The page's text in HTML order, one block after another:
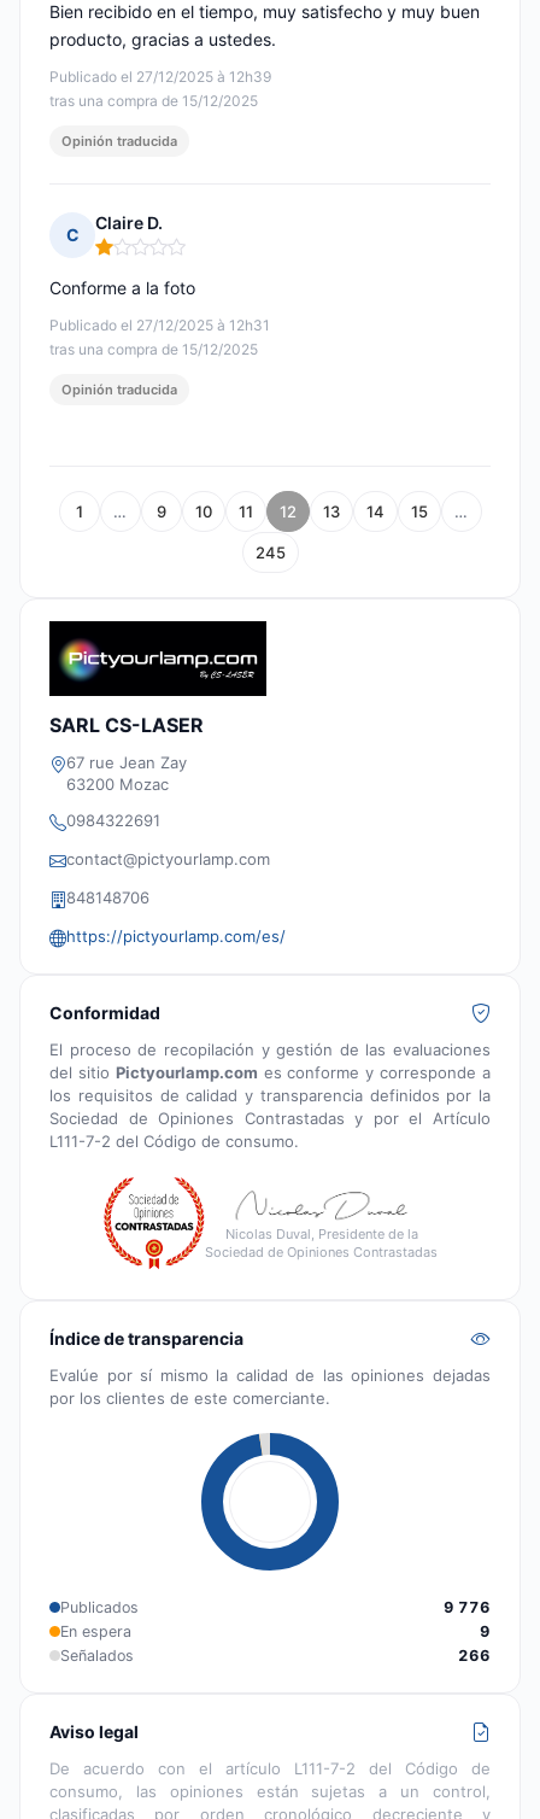
Publicado el 27/12/2025 à 12h39
tras una compra de 15/12/2025
Bien recibido en el tiempo, muy satisfecho y muy buen
producto, gracias a ustedes.
Opinión traducida
C
Claire D.
Nota: 1 de 5
Publicado el 27/12/2025 à 12h31
tras una compra de 15/12/2025
Conforme a la foto
Opinión traducida
1 … 9 10 11 12 13 14 15 …
245
SARL CS-LASER
67 rue Jean Zay
63200 Mozac
0984322691
contact@pictyourlamp.com
848148706
https://pictyourlamp.com/es/
Conformidad
El proceso de recopilación y gestión de las evaluaciones
del sitio Pictyourlamp.com es conforme y corresponde a
los requisitos de calidad y transparencia definidos por la
Sociedad de Opiniones Contrastadas y por el Artículo
L111-7-2 del Código de consumo.
Nicolas Duval, Presidente de la
Sociedad de Opiniones Contrastadas
Índice de transparencia
Evalúe por sí mismo la calidad de las opiniones dejadas
por los clientes de este comerciante.
Publicados
9 776
En espera
9
Señalados
266
Aviso legal
De acuerdo con el artículo L111-7-2 del Código de
consumo, las opiniones están sujetas a un control,
clasificadas por orden cronológico decreciente y